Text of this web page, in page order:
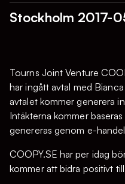
Stockholm 2017-
Tourns Joint Venture
har ingått avtal med
avtalet kommer generera
Intäkterna kommer
genereras genom e-
COOPY.SE har per idag
kommer att bidra positivt